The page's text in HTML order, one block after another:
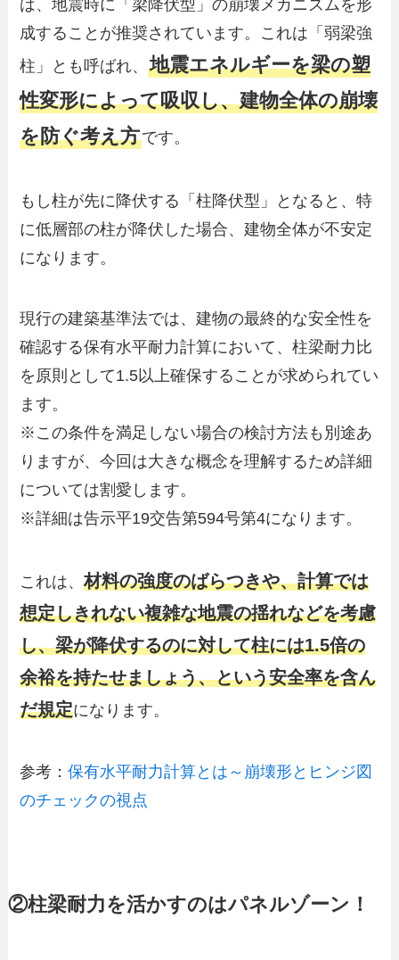
は、地震時に「梁降伏型」の崩壊メカニズムを形
成することが推奨されています。これは「弱梁強
柱」とも呼ばれ、地震エネルギーを梁の塑
性変形によって吸収し、建物全体の崩壊
を防ぐ考え方です。
もし柱が先に降伏する「柱降伏型」となると、特
に低層部の柱が降伏した場合、建物全体が不安定
になります。
現行の建築基準法では、建物の最終的な安全性を
確認する保有水平耐力計算において、柱梁耐力比
を原則として1.5以上確保することが求められてい
ます。
※この条件を満足しない場合の検討方法も別途あ
りますが、今回は大きな概念を理解するため詳細
については割愛します。
※詳細は告示平19交告第594号第4になります。
これは、材料の強度のばらつきや、計算では
想定しきれない複雑な地震の揺れなどを考慮
し、梁が降伏するのに対して柱には1.5倍の
余裕を持たせましょう、という安全率を含ん
だ規定になります。
参考：保有水平耐力計算とは～崩壊形とヒンジ図
のチェックの視点
②柱梁耐力を活かすのはパネルゾーン！